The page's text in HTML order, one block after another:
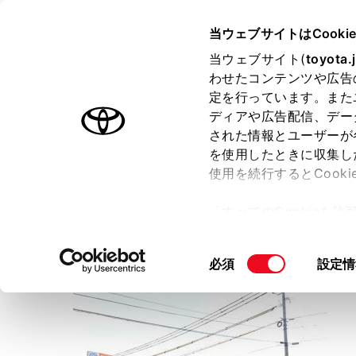
当ウェブサイトは
当ウェブサイト(
わせたコンテンツや広
定を行っています。ま
ディアや広告配信、デ
された情報とユーザー
を使用したときに収集
使用を続行すると
て」をご覧ください。
同
選
択
必須 設定
オーナーサポート トピックス
トヨタ認定中古車
トヨタ認定中古車の魅力 3つの買
こせ店